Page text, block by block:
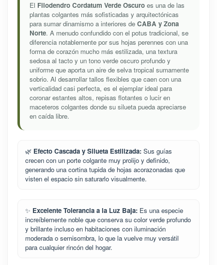
El Filodendro Cordatum Verde Oscuro es una de las
plantas colgantes más sofisticadas y arquitectónicas
para sumar dinamismo a interiores de CABA y Zona
Norte. A menudo confundido con el potus tradicional, se
diferencia notablemente por sus hojas perennes con una
forma de corazón mucho más estilizada, una textura
sedosa al tacto y un tono verde oscuro profundo y
uniforme que aporta un aire de selva tropical sumamente
sobrio. Al desarrollar tallos flexibles que caen con una
verticalidad casi perfecta, es el ejemplar ideal para
coronar estantes altos, repisas flotantes o lucir en
maceteros colgantes donde su silueta pueda apreciarse
en caída libre.
🌿 Efecto Cascada y Silueta Estilizada: Sus guías
crecen con un porte colgante muy prolijo y definido,
generando una cortina tupida de hojas acorazonadas que
visten el espacio sin saturarlo visualmente.
✨ Excelente Tolerancia a la Luz Baja: Es una especie
increíblemente noble que conserva su color verde profundo
y brillante incluso en habitaciones con iluminación
moderada o semisombra, lo que la vuelve muy versátil
para cualquier rincón del hogar.